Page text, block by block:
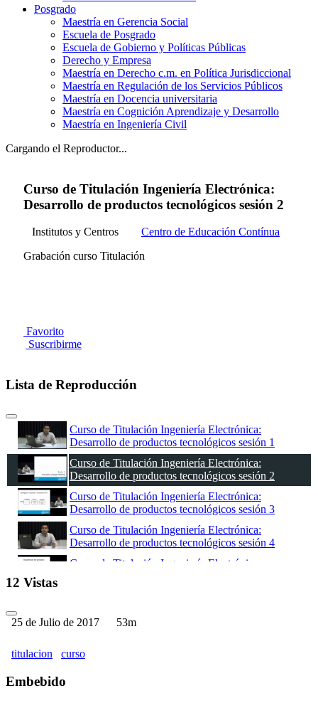
Posgrado
Maestría en Gerencia Social
Escuela de Posgrado
Escuela de Gobierno y Políticas Públicas
Derecho y Empresa
Maestría en Derecho c.m. en Política Jurisdiccional
Maestría en Regulación de los Servicios Públicos
Maestría en Docencia universitaria
Maestría en Cognición Aprendizaje y Desarrollo
Maestría en Ingeniería Civil
Cargando el Reproductor...
Curso de Titulación Ingeniería Electrónica:
Desarrollo de productos tecnológicos sesión 2
Institutos y Centros
Centro de Educación Contínua
Grabación curso Titulación
Favorito
Suscribirme
Lista de Reproducción
Curso de Titulación Ingeniería Electrónica:
Desarrollo de productos tecnológicos sesión 1
Curso de Titulación Ingeniería Electrónica:
Desarrollo de productos tecnológicos sesión 2
Curso de Titulación Ingeniería Electrónica:
Desarrollo de productos tecnológicos sesión 3
Curso de Titulación Ingeniería Electrónica:
Desarrollo de productos tecnológicos sesión 4
Curso de Titulación Ingeniería Electrónica:
12 Vistas
25 de Julio de 2017 53m
titulacion curso
Embebido